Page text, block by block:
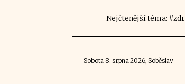
Nejčtenější téma:
Sobota 8. srpna 2026, Soběslav